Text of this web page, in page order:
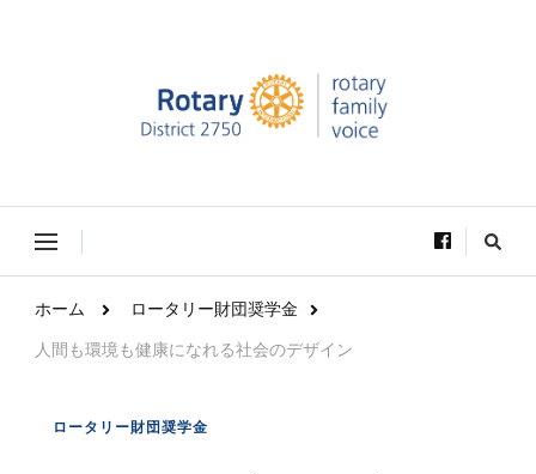
ータリーファミリー支援委員会
VOICE（声）としてお届けします。
か
探
し
で
?
ホーム ロータリー財団奨学金
人間も環境も健康になれる社会のデザイン
ロータリー財団奨学金